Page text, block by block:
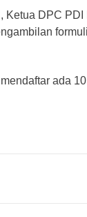
Ketua DPC
ada